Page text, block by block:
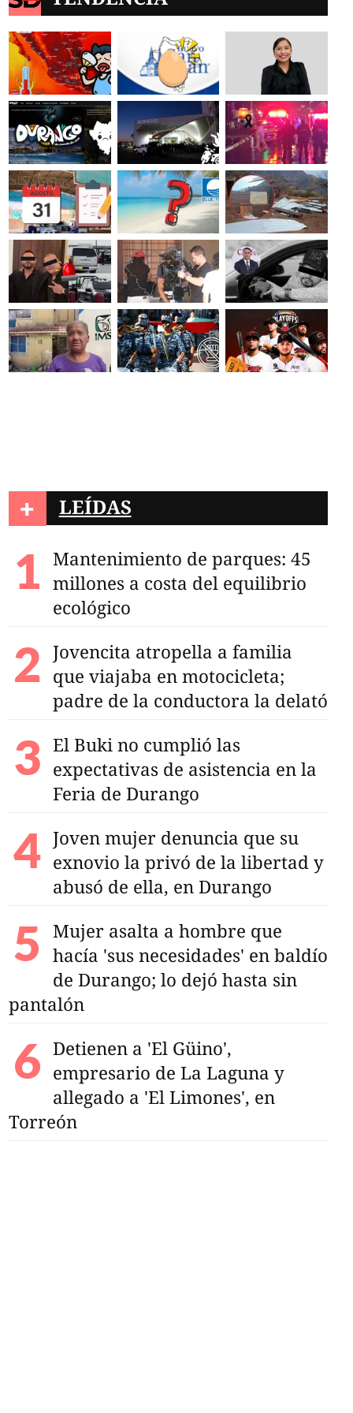
para qué se
ya no podrás
médica?
+ LEÍDAS
Mantenimiento de parques: 45
millones a costa del equilibrio
ecológico
Jovencita atropella a familia
que viajaba en motocicleta;
padre de la conductora la delató
El Buki no cumplió las
expectativas de asistencia en la
Feria de Durango
Joven mujer denuncia que su
exnovio la privó de la libertad y
abusó de ella, en Durango
Mujer asalta a hombre que
hacía 'sus necesidades' en baldío
de Durango; lo dejó hasta sin
pantalón
Detienen a 'El Güino',
empresario de La Laguna y
allegado a 'El Limones', en
Torreón